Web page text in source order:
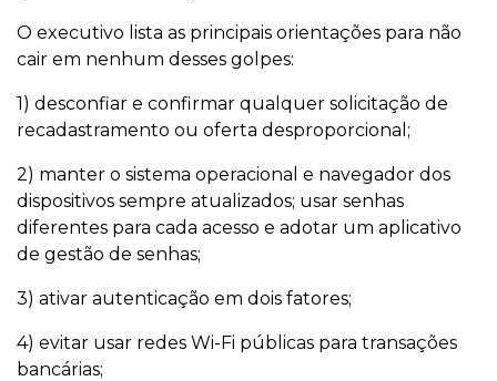
O executivo lista as principais orientações para não
cair em nenhum desses golpes:
1) desconfiar e confirmar qualquer solicitação de
recadastramento ou oferta desproporcional;
2) manter o sistema operacional e navegador dos
dispositivos sempre atualizados; usar senhas
diferentes para cada acesso e adotar um aplicativo
de gestão de senhas;
3) ativar autenticação em dois fatores;
4) evitar usar redes Wi-Fi públicas para transações
bancárias;